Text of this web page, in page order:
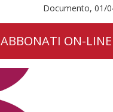
Documento, 01/
ABBONATI ON-LINE